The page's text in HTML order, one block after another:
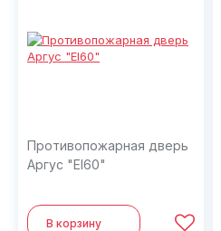
Противопожарная дверь
Аргус "EI60"
В корзину